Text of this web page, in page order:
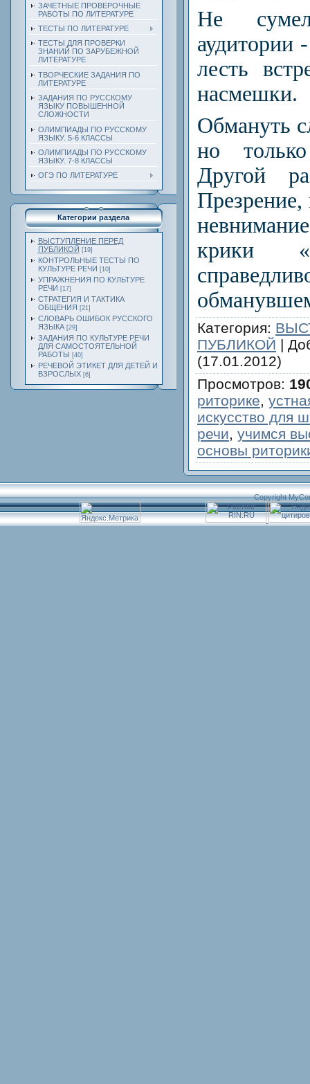
ЗАЧЕТНЫЕ ПРОВЕРОЧНЫЕ
РАБОТЫ ПО ЛИТЕРАТУРЕ
ТЕСТЫ ПО ЛИТЕРАТУРЕ
ТЕСТЫ ДЛЯ ПРОВЕРКИ
ЗНАНИЙ ПО ЗАРУБЕЖНОЙ
ЛИТЕРАТУРЕ
ТВОРЧЕСКИЕ ЗАДАНИЯ ПО
ЛИТЕРАТУРЕ
ЗАДАНИЯ ПО РУССКОМУ
ЯЗЫКУ ПОВЫШЕННОЙ
СЛОЖНОСТИ
ОЛИМПИАДЫ ПО РУССКОМУ
ЯЗЫКУ. 5-6 КЛАССЫ
ОЛИМПИАДЫ ПО РУССКОМУ
ЯЗЫКУ. 7-8 КЛАССЫ
ОГЭ ПО ЛИТЕРАТУРЕ
Категории раздела
ВЫСТУПЛЕНИЕ ПЕРЕД
ПУБЛИКОЙ [19]
КОНТРОЛЬНЫЕ ТЕСТЫ ПО
КУЛЬТУРЕ РЕЧИ [10]
УПРАЖНЕНИЯ ПО КУЛЬТУРЕ
РЕЧИ [17]
СТРАТЕГИЯ И ТАКТИКА
ОБЩЕНИЯ [21]
СЛОВАРЬ ОШИБОК РУССКОГО
ЯЗЫКА [29]
ЗАДАНИЯ ПО КУЛЬТУРЕ РЕЧИ
ДЛЯ САМОСТОЯТЕЛЬНОЙ
РАБОТЫ [40]
РЕЧЕВОЙ ЭТИКЕТ ДЛЯ ДЕТЕЙ И
ВЗРОСЛЫХ [6]
Не
аудитории
лесть
насмешки.
Обмануть
но
Другой
крики
Категория:
ПУБЛИКОЙ |
(17.01.2012)
Просмотров:
риторике,
искусство для
речи, учимся
основы
Copyright